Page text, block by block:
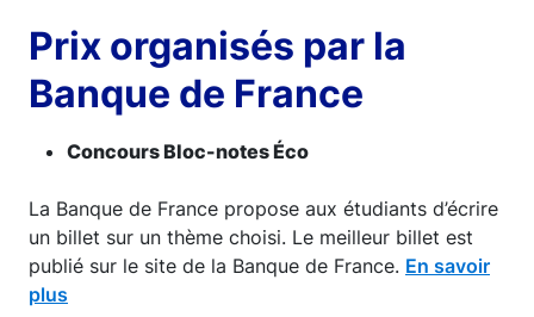
Prix organisés par la
Banque de France
Concours Bloc-notes Éco
La Banque de France propose aux étudiants d’écrire
un billet sur un thème choisi. Le meilleur billet est
publié sur le site de la Banque de France. En savoir
plus